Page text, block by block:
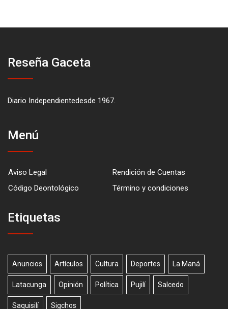
Reseña Gaceta
Diario Independientedesde 1967.
Menú
Aviso Legal
Rendición de Cuentas
Código Deontológico
Término y condiciones
Etiquetas
Anuncios Artículos Cultura Deportes La Maná
Latacunga Opinión Política Pujilí Salcedo
Saquisilí Sigchos